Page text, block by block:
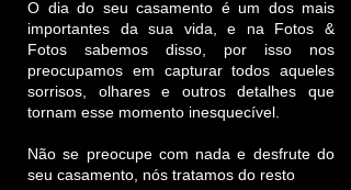
O dia do seu casamento é um dos mais
importantes da sua vida, e na Fotos &
Fotos sabemos disso, por isso nos
preocupamos em capturar todos aqueles
sorrisos, olhares e outros detalhes que
tornam esse momento inesquecível.
Não se preocupe com nada e desfrute do
seu casamento, nós tratamos do resto